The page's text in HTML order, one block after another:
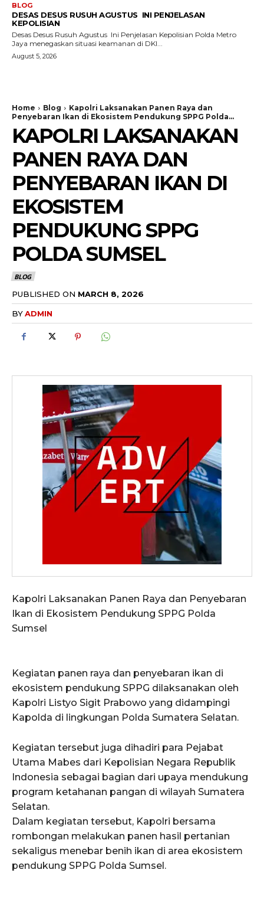
BLOG
DESAS DESUS RUSUH AGUSTUS INI PENJELASAN
KEPOLISIAN
Desas Desus Rusuh Agustus Ini Penjelasan Kepolisian Polda Metro
Jaya menegaskan situasi keamanan di DKI...
August 5, 2026